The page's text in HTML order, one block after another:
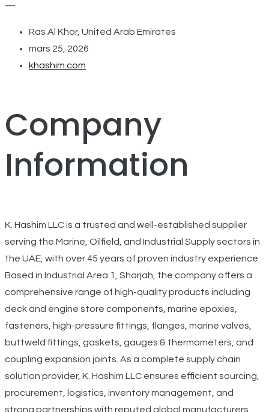
—
Ras Al Khor, United Arab Emirates
mars 25, 2026
khashim.com
Company
Information
K. Hashim LLC is a trusted and well-established supplier
serving the Marine, Oilfield, and Industrial Supply sectors in
the UAE, with over 45 years of proven industry experience.
Based in Industrial Area 1, Sharjah, the company offers a
comprehensive range of high-quality products including
deck and engine store components, marine epoxies,
fasteners, high-pressure fittings, flanges, marine valves,
buttweld fittings, gaskets, gauges & thermometers, and
coupling expansion joints. As a complete supply chain
solution provider, K. Hashim LLC ensures efficient sourcing,
procurement, logistics, inventory management, and
strong partnerships with reputed global manufacturers